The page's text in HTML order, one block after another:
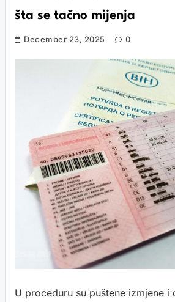
šta se tačno mijenja
December 23, 2025 0
U proceduru su puštene izmjene i